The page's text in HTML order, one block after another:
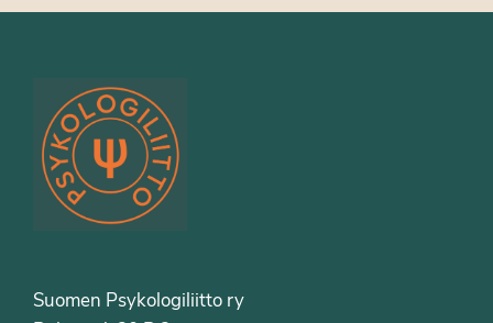
Suomen Psykologiliitto ry